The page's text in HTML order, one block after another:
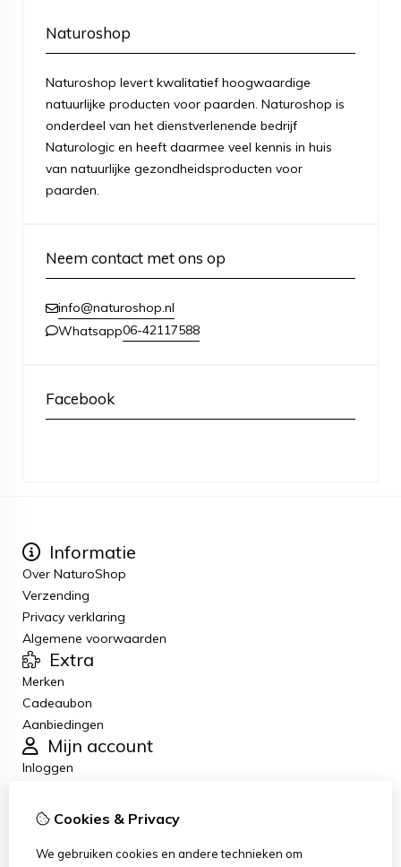
Naturoshop
Naturoshop levert kwalitatief hoogwaardige
natuurlijke producten voor paarden. Naturoshop is
onderdeel van het dienstverlenende bedrijf
Naturologic en heeft daarmee veel kennis in huis
van natuurlijke gezondheidsproducten voor
paarden.
Neem contact met ons op
info@naturoshop.nl
Whatsapp06-42117588
Facebook
Informatie
Over NaturoShop
Verzending
Privacy verklaring
Algemene voorwaarden
Extra
Merken
Cadeaubon
Aanbiedingen
Mijn account
Inloggen
Verlanglijst
Klantenservice
Cookies & Privacy
We gebruiken cookies en andere technieken om